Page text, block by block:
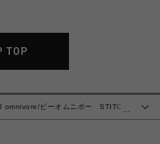
TOP
…
omnivore/ビーオムニボー STITCH